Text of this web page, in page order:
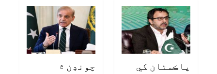
پاڪستان کي
چونڊن ۾